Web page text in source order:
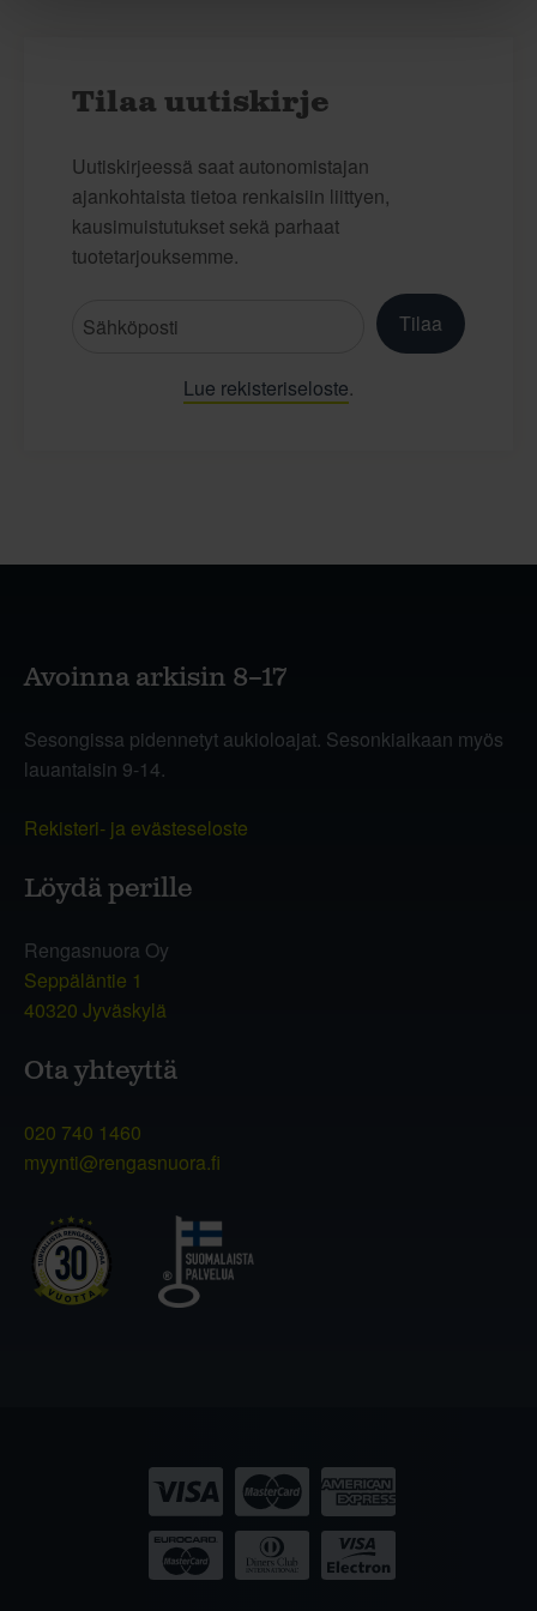
Tilaa uutiskirje
Uutiskirjeessä saat autonomistajan
ajankohtaista tietoa renkaisiin liittyen,
kausimuistutukset sekä parhaat
tuotetarjouksemme.
Tilaa
Lue rekisteriseloste.
Avoinna arkisin 8–17
Sesongissa pidennetyt aukioloajat. Sesonkiaikaan myös
lauantaisin 9-14.
Rekisteri- ja evästeseloste
Löydä perille
Rengasnuora Oy
Seppäläntie 1
40320 Jyväskylä
Ota yhteyttä
020 740 1460
myynti@rengasnuora.fi